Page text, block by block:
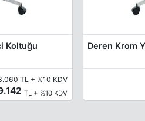
Koltuğu
TL + %10 KDV
TL + %10 KDV
Deren Krom